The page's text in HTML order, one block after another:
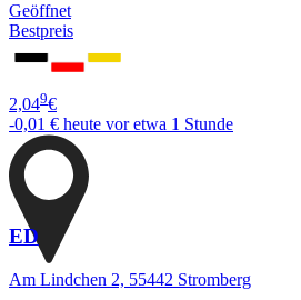
Geöffnet
Bestpreis
2,049€
-0,01 € heute vor etwa 1 Stunde
ED
Am Lindchen 2, 55442 Stromberg